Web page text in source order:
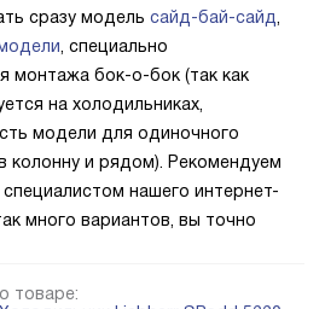
сразу модель сайд-бай-сайд,
, специально
монтажа бок-о-бок (так как
на холодильниках,
модели для одиночного
колонну и рядом). Рекомендуем
нашего интернет-
много вариантов, вы точно
о товаре: